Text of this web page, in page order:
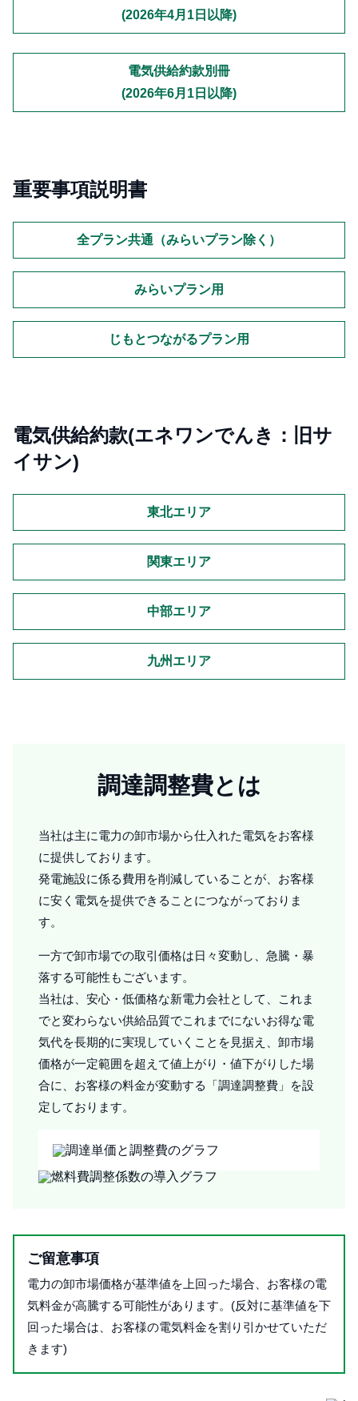
(2026年4月1日以降)
電気供給約款別冊
(2026年6月1日以降)
重要事項説明書
全プラン共通（みらいプラン除く）
みらいプラン用
じもとつながるプラン用
電気供給約款(エネワンでんき：旧サ
イサン)
東北エリア
関東エリア
中部エリア
九州エリア
調達調整費とは
当社は主に電力の卸市場から仕入れた電気をお客様
に提供しております。
発電施設に係る費用を削減していることが、お客様
に安く電気を提供できることにつながっておりま
す。
一方で卸市場での取引価格は日々変動し、急騰・暴
落する可能性もございます。
当社は、安心・低価格な新電力会社として、これま
でと変わらない供給品質でこれまでにないお得な電
気代を長期的に実現していくことを見据え、卸市場
価格が一定範囲を超えて値上がり・値下がりした場
合に、お客様の料金が変動する「調達調整費」を設
定しております。
ご留意事項
電力の卸市場価格が基準値を上回った場合、お客様の電
気料金が高騰する可能性があります。(反対に基準値を下
回った場合は、お客様の電気料金を割り引かせていただ
きます)